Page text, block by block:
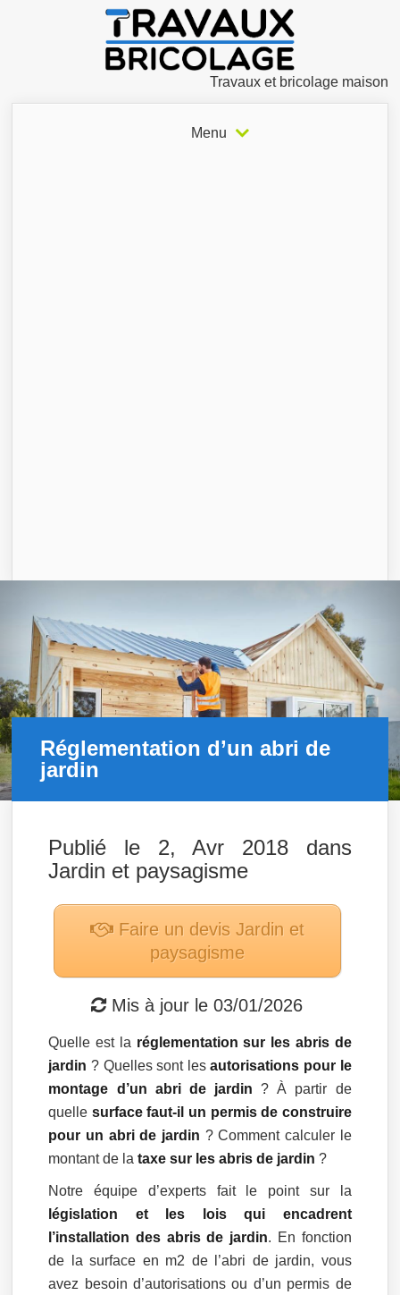
Travaux et bricolage maison
Menu
Réglementation d’un abri de
jardin
Publié le 2, Avr 2018 dans
Jardin et paysagisme
Faire un devis Jardin et
paysagisme
Mis à jour le03/01/2026
Quelle est la réglementation sur les abris de
jardin ? Quelles sont lesautorisations pour le
montage d’un abri de jardin ? À partir de
quelle surface faut-il un permis de construire
pour un abri de jardin ? Comment calculer le
montant de lataxe sur les abris de jardin ?
Notre équipe d’experts fait le point sur la
législation et les lois qui encadrent
l’installation des abris de jardin. En fonction
de la surface en m2 de l’abri de jardin, vous
avez besoin d’autorisations ou d’un permis de